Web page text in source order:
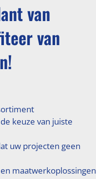
van
van
keuze van juiste
uw projecten geen
en maatwerkoplossingen